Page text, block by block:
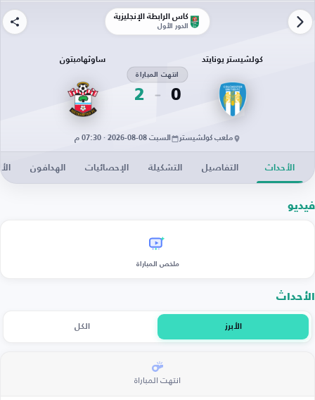
كأس الرابطة الإنجليزية
الدور الأول
كولشيستر يونايتد
0
انتهت المباراة
2
ساوثهامبتون
ملعب كولشيستر السبت 08-08-2026 · 07:30 م
الأحداث التفاصيل التشكيلة الإحصائيات الهدافون
فيديو
ملخص المباراة
الأحداث
الأبرز الكل
انتهت المباراة